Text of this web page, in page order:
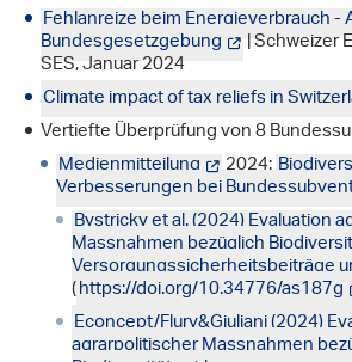
Fehlanreize beim Energieverbrauch -
Bundesgesetzgebung | Schweizer
SES, Januar 2024
Climate impact of tax reliefs in
Vertiefte Überprüfung von 8
Medienmitteilung
2024:
Verbesserungen bei
Bystricky et al. (2024) Evaluation
Massnahmen bezüglich
Versorgungssicherheitsbeiträge
(https://doi.org/10.34776/as187g
Econcept/Flury&Giuliani (2024)
agrarpolitischer Massnahmen